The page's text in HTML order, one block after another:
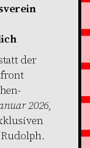
der
2026,